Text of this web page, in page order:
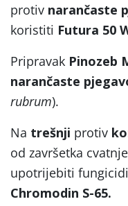
protiv narančaste
koristiti Futura 50
Pripravak Pinozeb
narančaste
rubrum).
Na trešnji protiv
od završetka
upotrijebiti
Chromodin S-65.